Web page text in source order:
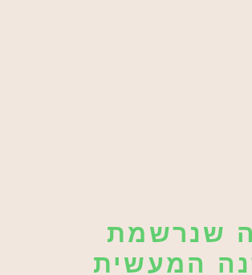
שנרשמת
המעשית